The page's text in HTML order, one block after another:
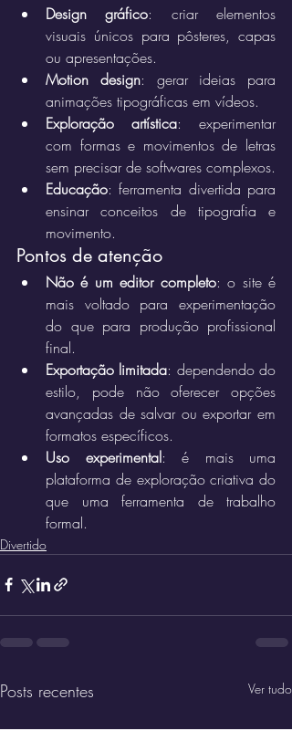
Design gráfico: criar elementos
visuais únicos para pôsteres, capas
ou apresentações.
Motion design: gerar ideias para
animações tipográficas em vídeos.
Exploração artística: experimentar
com formas e movimentos de letras
sem precisar de softwares complexos.
Educação: ferramenta divertida para
ensinar conceitos de tipografia e
movimento.
Pontos de atenção
Não é um editor completo: o site é
mais voltado para experimentação
do que para produção profissional
final.
Exportação limitada: dependendo do
estilo, pode não oferecer opções
avançadas de salvar ou exportar em
formatos específicos.
Uso experimental: é mais uma
plataforma de exploração criativa do
que uma ferramenta de trabalho
formal.
Divertido
Posts recentes Ver tudo